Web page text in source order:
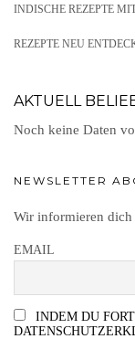
INDISCHE REZEPTE
REZEPTE NEU
AKTUELL
Noch keine Daten
NEWSLETTER
Wir informieren dich
EMAIL
INDEM DU